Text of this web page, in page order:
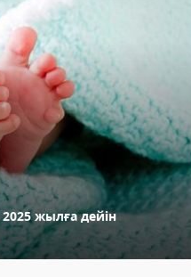
жылға дейін